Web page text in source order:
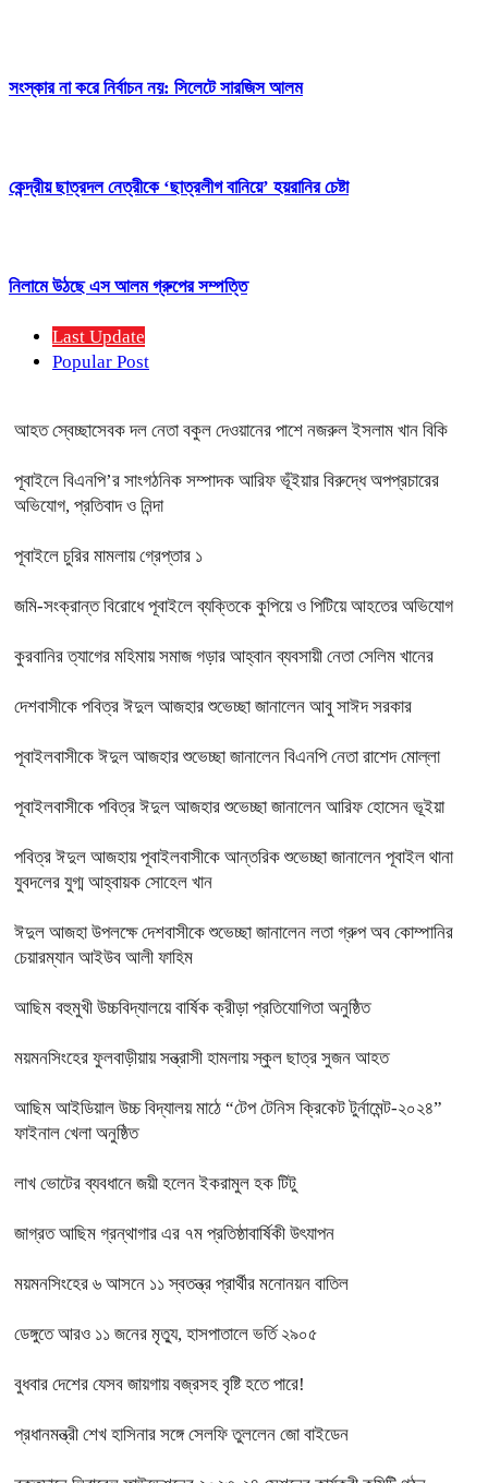
সংস্কার না করে নির্বাচন নয়: সিলেটে সারজিস আলম
কেন্দ্রীয় ছাত্রদল নেত্রীকে ‘ছাত্রলীগ বানিয়ে’ হয়রানির চেষ্টা
নিলামে উঠছে এস আলম গ্রুপের সম্পত্তি
Last Update
Popular Post
আহত স্বেচ্ছাসেবক দল নেতা বকুল দেওয়ানের পাশে নজরুল ইসলাম খান বিকি
পূবাইলে বিএনপি’র সাংগঠনিক সম্পাদক আরিফ ভূঁইয়ার বিরুদ্ধে অপপ্রচারের
অভিযোগ, প্রতিবাদ ও নিন্দা
পূবাইলে চুরির মামলায় গ্রেপ্তার ১
জমি-সংক্রান্ত বিরোধে পূবাইলে ব্যক্তিকে কুপিয়ে ও পিটিয়ে আহতের অভিযোগ
কুরবানির ত্যাগের মহিমায় সমাজ গড়ার আহ্বান ব্যবসায়ী নেতা সেলিম খানের
দেশবাসীকে পবিত্র ঈদুল আজহার শুভেচ্ছা জানালেন আবু সাঈদ সরকার
পূবাইলবাসীকে ঈদুল আজহার শুভেচ্ছা জানালেন বিএনপি নেতা রাশেদ মোল্লা
পূবাইলবাসীকে পবিত্র ঈদুল আজহার শুভেচ্ছা জানালেন আরিফ হোসেন ভূইয়া
পবিত্র ঈদুল আজহায় পূবাইলবাসীকে আন্তরিক শুভেচ্ছা জানালেন পূবাইল থানা
যুবদলের যুগ্ম আহ্বায়ক সোহেল খান
ঈদুল আজহা উপলক্ষে দেশবাসীকে শুভেচ্ছা জানালেন লতা গ্রুপ অব কোম্পানির
চেয়ারম্যান আইউব আলী ফাহিম
আছিম বহুমুখী উচ্চবিদ্যালয়ে বার্ষিক ক্রীড়া প্রতিযোগিতা অনুষ্ঠিত
ময়মনসিংহের ফুলবাড়ীয়ায় সন্ত্রাসী হামলায় স্কুল ছাত্র সুজন আহত
আছিম আইডিয়াল উচ্চ বিদ্যালয় মাঠে “টেপ টেনিস ক্রিকেট টুর্নামেন্ট-২০২৪”
ফাইনাল খেলা অনুষ্ঠিত
লাখ ভোটের ব্যবধানে জয়ী হলেন ইকরামুল হক টিটু
জাগ্রত আছিম গ্রন্থাগার এর ৭ম প্রতিষ্ঠাবার্ষিকী উৎযাপন
ময়মনসিংহের ৬ আসনে ১১ স্বতন্ত্র প্রার্থীর মনোনয়ন বাতিল
ডেঙ্গুতে আরও ১১ জনের মৃত্যু, হাসপাতালে ভর্তি ২৯০৫
বুধবার দেশের যেসব জায়গায় বজ্রসহ বৃষ্টি হতে পারে!
প্রধানমন্ত্রী শেখ হাসিনার সঙ্গে সেলফি তুললেন জো বাইডেন